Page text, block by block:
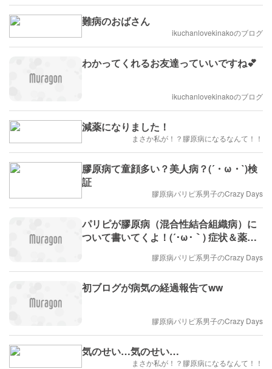
難病のおばさん
ikuchanlovekinakoのブログ
わかってくれるお友達っていいですね💕
ikuchanlovekinakoのブログ
減薬になりました！
まさか私が！？膠原病になるなんて！！
膠原病て童顔多い？美人病？(´・ω・`)検
証
膠原病パリピ系男子のCrazy Days
パリピが膠原病（混合性結合組織病）に
ついて書いてくよ！(´･ω･｀) 症状＆薬の
膠原病パリピ系男子のCrazy Days
初ブログが病気の経過報告てww
膠原病パリピ系男子のCrazy Days
気のせい…気のせい…
まさか私が！？膠原病になるなんて！！